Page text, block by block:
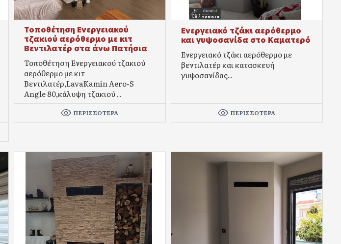
Τοποθέτηση Ενεργειακού
τζακιού αερόθερμο με κιτ
Βεντιλατέρ στα άνω Πατήσια
Τοποθέτηση Ενεργειακού τζακιού
αερόθερμο με κιτ
Βεντιλατέρ,LavaKamin Aero-S
Angle 80,κάλυψη τζακιού ..
ΠΕΡΙΣΣΌΤΕΡΑ
Ενεργειακό τζάκι αερόθερμο
και γυψοσανίδα στο Καματερό
Ενεργειακό τζάκι αερόθερμο με
βεντιλατέρ και κατασκευή
γυψοσανίδας..
ΠΕΡΙΣΣΌΤΕΡΑ